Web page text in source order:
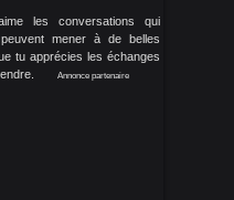
les conversations qui
mener à de belles
tu apprécies les échanges
Annonce partenaire